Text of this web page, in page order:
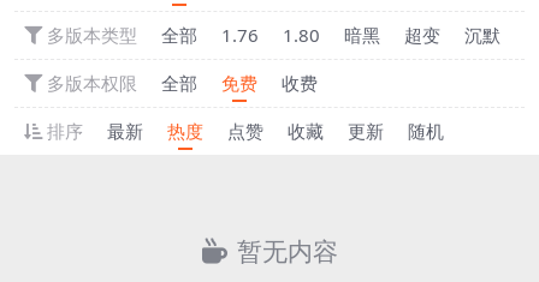
多版本类型
全部 1.76 1.80 暗黑 超变 沉默
多版本权限
全部 免费
收费
排序
最新 热度 点赞 收藏 更新 随机
暂无内容